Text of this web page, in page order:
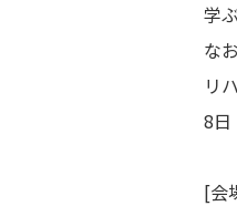
学
な
リ
8日
[会